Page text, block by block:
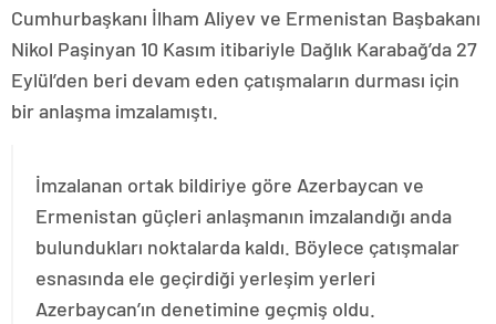
Cumhurbaşkanı İlham Aliyev ve Ermenistan Başbakanı
Nikol Paşinyan 10 Kasım itibariyle Dağlık Karabağ’da 27
Eylül’den beri devam eden çatışmaların durması için
bir anlaşma imzalamıştı.
İmzalanan ortak bildiriye göre Azerbaycan ve
Ermenistan güçleri anlaşmanın imzalandığı anda
bulundukları noktalarda kaldı. Böylece çatışmalar
esnasında ele geçirdiği yerleşim yerleri
Azerbaycan’ın denetimine geçmiş oldu.